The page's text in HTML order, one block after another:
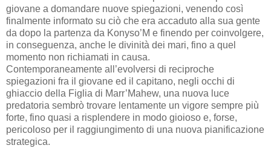
giovane a domandare nuove spiegazioni, venendo così
finalmente informato su ciò che era accaduto alla sua gente
da dopo la partenza da Konyso’M e finendo per coinvolgere,
in conseguenza, anche le divinità dei mari, fino a quel
momento non richiamati in causa.
Contemporaneamente all’evolversi di reciproche
spiegazioni fra il giovane ed il capitano, negli occhi di
ghiaccio della Figlia di Marr’Mahew, una nuova luce
predatoria sembrò trovare lentamente un vigore sempre più
forte, fino quasi a risplendere in modo gioioso e, forse,
pericoloso per il raggiungimento di una nuova pianificazione
strategica.